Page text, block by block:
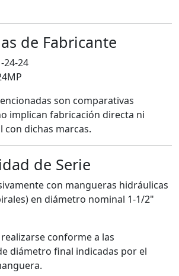
de Fabricante
24-24
son comparativas
implican fabricación directa ni
con dichas marcas.
de Serie
con mangueras hidráulicas
en diámetro nominal 1-1/2"
conforme a las
diámetro final indicadas por el